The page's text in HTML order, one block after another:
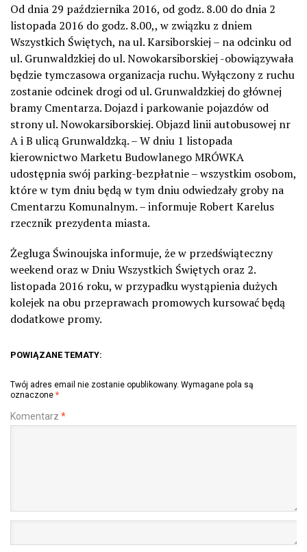
Od dnia 29 października 2016, od godz. 8.00 do dnia 2
listopada 2016 do godz. 8.00,, w związku z dniem
Wszystkich Świętych, na ul. Karsiborskiej – na odcinku od
ul. Grunwaldzkiej do ul. Nowokarsiborskiej -obowiązywała
będzie tymczasowa organizacja ruchu. Wyłączony z ruchu
zostanie odcinek drogi od ul. Grunwaldzkiej do głównej
bramy Cmentarza. Dojazd i parkowanie pojazdów od
strony ul. Nowokarsiborskiej. Objazd linii autobusowej nr
A i B ulicą Grunwaldzką. – W dniu 1 listopada
kierownictwo Marketu Budowlanego MRÓWKA
udostępnia swój parking-bezpłatnie – wszystkim osobom,
które w tym dniu będą w tym dniu odwiedzały groby na
Cmentarzu Komunalnym. – informuje Robert Karelus
rzecznik prezydenta miasta.
Żegluga Świnoujska informuje, że w przedświąteczny
weekend oraz w Dniu Wszystkich Świętych oraz 2.
listopada 2016 roku, w przypadku wystąpienia dużych
kolejek na obu przeprawach promowych kursować będą
dodatkowe promy.
POWIĄZANE TEMATY:
Twój adres email nie zostanie opublikowany. Wymagane pola są
oznaczone *
Komentarz *